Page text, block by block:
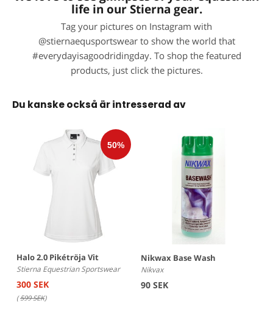
life in our Stierna gear.
Tag your pictures on Instagram with
@stiernaequsportswear to show the world that
#everydayisagoodridingday. To shop the featured
products, just click the pictures.
Du kanske också är intresserad av
Halo 2.0 Pikétröja Vit
Stierna Equestrian Sportswear
300 SEK
(599 SEK)
Nikwax Base Wash
Nikvax
90 SEK